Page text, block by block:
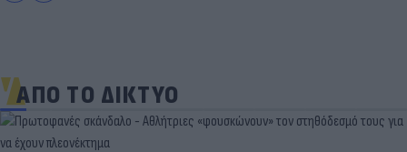
ΑΠΟ ΤΟ ΔΙΚΤΥΟ